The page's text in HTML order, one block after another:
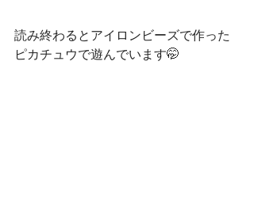
読み終わるとアイロンビーズで作った
ピカチュウで遊んでいます🤭